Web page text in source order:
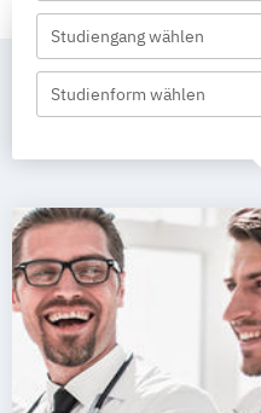
Studiengang wählen
Studienform wählen